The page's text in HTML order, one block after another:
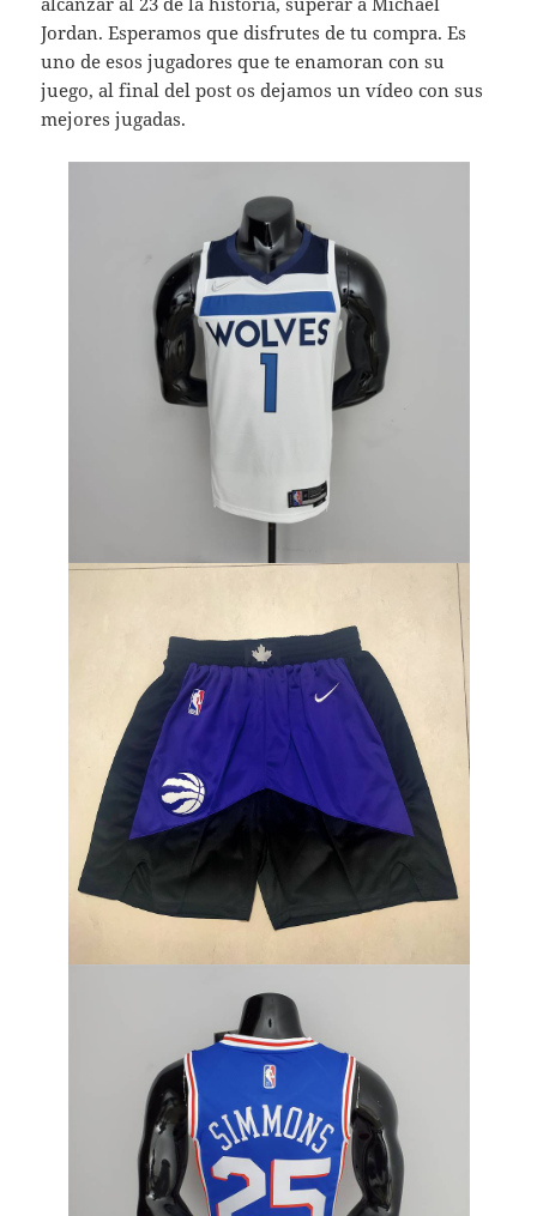
Jordan. Esperamos que disfrutes de tu compra. Es
uno de esos jugadores que te enamoran con su
juego, al final del post os dejamos un vídeo con sus
mejores jugadas.